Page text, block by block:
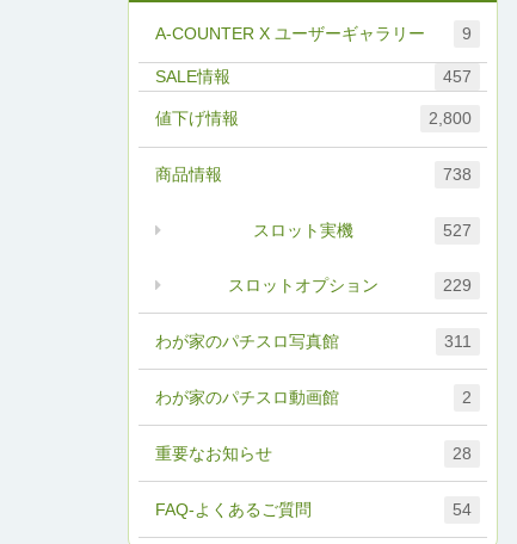
A-COUNTER X ユーザーギャラリー 9
FAQ-よくあるご質問 54
457
わが家のパチスロ写真館 311
わが家のパチスロ動画館 2
値下げ情報 2,800
商品情報 738
スロットオプション 229
スロット実機 527
重要なお知らせ 28